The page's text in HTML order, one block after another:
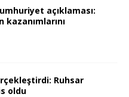
açıklaması:
kazanımlarını
Ruhsar
oldu